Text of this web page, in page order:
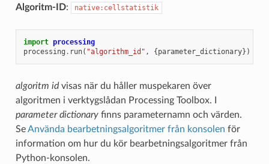
Algoritm-ID: native:cellstatistik
import processing
processing . run( "algorithm_id" , { parameter_dictionary})
algoritm idvisas när du håller muspekaren över
algoritmen i verktygslådan Processing Toolbox. I
parameter dictionaryfinns parameternamn och värden.
SeAnvända bearbetningsalgoritmer från konsolen för
information om hur du kör bearbetningsalgoritmer från
Python-konsolen.